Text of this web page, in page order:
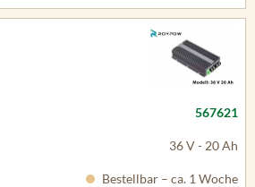
567621
36 V - 20 Ah
Bestellbar – ca. 1 Woche